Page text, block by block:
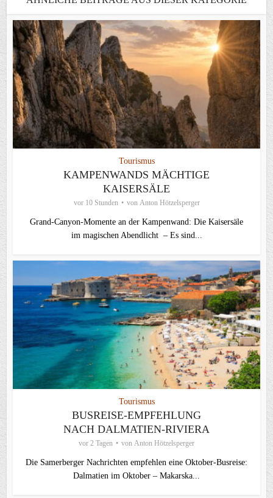
Tourismus
KAMPENWANDS MÄCHTIGE
KAISERSÄLE
vor 10 Stunden von Anton Hötzelsperger
Grand-Canyon-Momente an der Kampenwand: Die Kaisersäle
im magischen Abendlicht – Es sind...
Tourismus
BUSREISE-EMPFEHLUNG
NACH DALMATIEN-RIVIERA
vor 2 Tagen von Anton Hötzelsperger
Die Samerberger Nachrichten empfehlen eine Oktober-Busreise:
Dalmatien im Oktober – Makarska...